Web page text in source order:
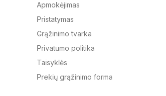
Apmokėjimas
Pristatymas
Grąžinimo tvarka
Privatumo politika
Taisyklės
Prekių grąžinimo forma